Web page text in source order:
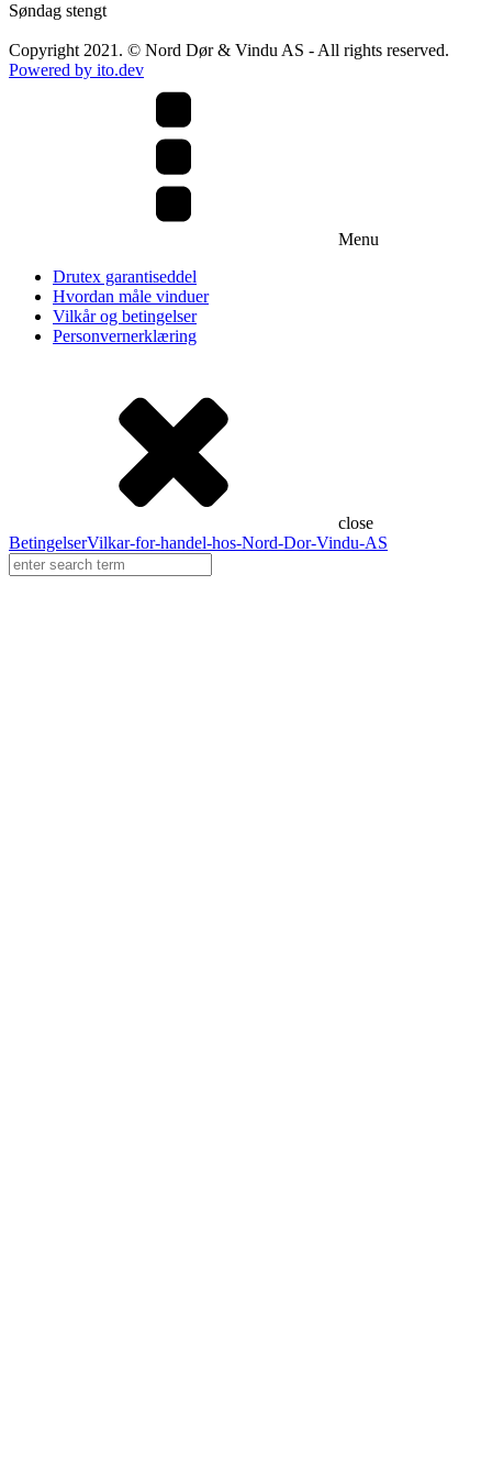
Søndag stengt
Copyright 2021. © Nord Dør & Vindu AS - All rights reserved.
Powered by ito.dev
Menu
Drutex garantiseddel
Hvordan måle vinduer
Vilkår og betingelser
Personvernerklæring
close
BetingelserVilkar-for-handel-hos-Nord-Dor-Vindu-AS
Skyvedører
Skyvedører i aluminium
PVC Skyvedører
TRE Skyvedører
Foldedører
Aluminium foldedører
Kontorvegge
Innglassing
Zip Screen
Inspirasjon
Partnere
Frekhaug Vinduet
Diplomat